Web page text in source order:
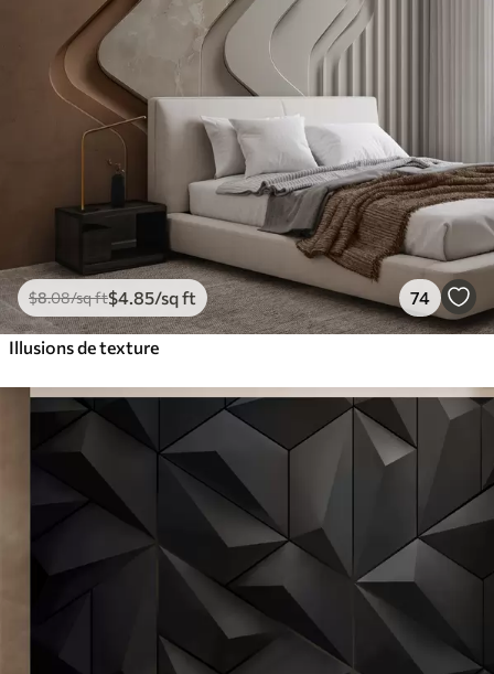
$8.08/sq ft$4 .85/sq ft 74
Illusions de texture